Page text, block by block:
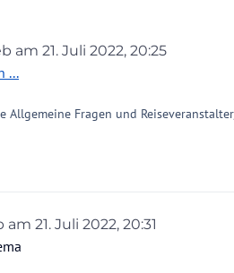
am 21. Juli 2022, 20:25
editiert von
...
Allgemeine Fragen und
am 21. Juli 2022, 20:31
von _aqua_sports_